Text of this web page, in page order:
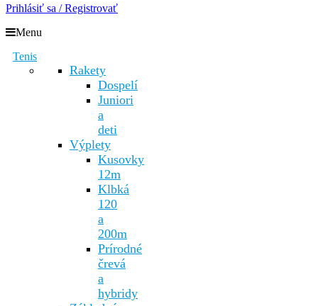
Prihlásiť sa / Registrovať
Menu
Tenis
Rakety
Dospelí
Juniori
a
deti
Výplety
Kusovky
12m
Klbká
120
a
200m
Prírodné
črevá
a
hybridy